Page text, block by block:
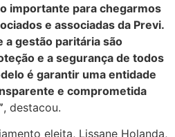
importante para chegarmos
e associadas da Previ.
a gestão paritária são
e a segurança de todos
é garantir uma entidade
e comprometida
, destacou.
eleita, Lissane Holanda,